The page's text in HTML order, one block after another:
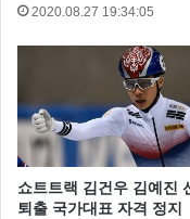
손흥민 뿐만 아니라
은 선수들은 아직 군
달을 움겨지고 덤으
모두 기원해봅니다.
2020.08.27 19:34:05
쇼트트랙 김건우 김예진
퇴출 국가대표 자격 정지